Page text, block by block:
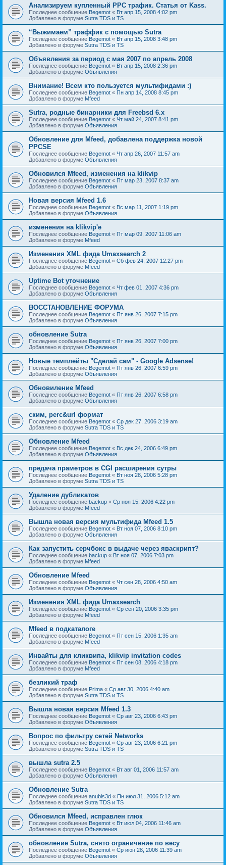
Анализируем купленный PPC трафик. Статья от Kass.
Последнее сообщение Begemot « Вт апр 15, 2008 4:02 pm
Добавлено в форуме Sutra TDS и TS
“Выжимаем” траффик с помощью Sutra
Последнее сообщение Begemot « Вт апр 15, 2008 3:48 pm
Добавлено в форуме Sutra TDS и TS
Объявления за период с мая 2007 по апрель 2008
Последнее сообщение Begemot « Вт апр 15, 2008 2:36 pm
Добавлено в форуме Объявления
Внимание! Всем кто пользуется мультифидами :)
Последнее сообщение Begemot « Пн апр 14, 2008 8:45 pm
Добавлено в форуме Mfeed
Sutra, родные бинарники для Freebsd 6.x
Последнее сообщение Begemot « Чт май 24, 2007 8:41 pm
Добавлено в форуме Объявления
Обновление для Mfeed, добавлена поддержка новой
PPCSE
Последнее сообщение Begemot « Чт апр 26, 2007 11:57 am
Добавлено в форуме Объявления
Обновился Mfeed, изменения на klikvip
Последнее сообщение Begemot « Пт мар 23, 2007 8:37 am
Добавлено в форуме Объявления
Новая версия Mfeed 1.6
Последнее сообщение Begemot « Вс мар 11, 2007 1:19 pm
Добавлено в форуме Объявления
изменения на klikvip'е
Последнее сообщение Begemot « Пт мар 09, 2007 11:06 am
Добавлено в форуме Mfeed
Изменения XML фида Umaxsearch 2
Последнее сообщение Begemot « Сб фев 24, 2007 12:27 pm
Добавлено в форуме Mfeed
Uptime Bot уточнение
Последнее сообщение Begemot « Чт фев 01, 2007 4:36 pm
Добавлено в форуме Объявления
ВОССТАНОВЛЕНИЕ ФОРУМА
Последнее сообщение Begemot « Пт янв 26, 2007 7:15 pm
Добавлено в форуме Объявления
обновление Sutra
Последнее сообщение Begemot « Пт янв 26, 2007 7:00 pm
Добавлено в форуме Объявления
Новые темплейты "Cделай сам" - Google Adsense!
Последнее сообщение Begemot « Пт янв 26, 2007 6:59 pm
Добавлено в форуме Объявления
Обновиление Mfeed
Последнее сообщение Begemot « Пт янв 26, 2007 6:58 pm
Добавлено в форуме Объявления
ским, perc&url формат
Последнее сообщение Begemot « Ср дек 27, 2006 3:19 am
Добавлено в форуме Sutra TDS и TS
Обновление Mfeed
Последнее сообщение Begemot « Вс дек 24, 2006 6:49 pm
Добавлено в форуме Объявления
предача праметров в CGI расширения сутры
Последнее сообщение Begemot « Вт ноя 28, 2006 5:28 pm
Добавлено в форуме Sutra TDS и TS
Удаление дубликатов
Последнее сообщение backup « Ср ноя 15, 2006 4:22 pm
Добавлено в форуме Mfeed
Вышла новая версия мультифида Mfeed 1.5
Последнее сообщение Begemot « Вт ноя 07, 2006 8:10 pm
Добавлено в форуме Объявления
Как запустить серчбокс в выдаче через яваскрипт?
Последнее сообщение backup « Вт ноя 07, 2006 7:03 pm
Добавлено в форуме Mfeed
Обновление Mfeed
Последнее сообщение Begemot « Чт сен 28, 2006 4:50 am
Добавлено в форуме Объявления
Изменения XML фида Umaxsearch
Последнее сообщение Begemot « Ср сен 20, 2006 3:35 pm
Добавлено в форуме Mfeed
Mfeed в подкаталоге
Последнее сообщение Begemot « Пт сен 15, 2006 1:35 am
Добавлено в форуме Mfeed
Инвайты для кликвипа, klikvip invitation codes
Последнее сообщение Begemot « Пт сен 08, 2006 4:18 pm
Добавлено в форуме Mfeed
безликий траф
Последнее сообщение Prima « Ср авг 30, 2006 4:40 am
Добавлено в форуме Sutra TDS и TS
Вышла новая версия Mfeed 1.3
Последнее сообщение Begemot « Ср авг 23, 2006 6:43 pm
Добавлено в форуме Объявления
Вопрос по фильтру сетей Networks
Последнее сообщение Begemot « Ср авг 23, 2006 6:21 pm
Добавлено в форуме Sutra TDS и TS
вышла sutra 2.5
Последнее сообщение Begemot « Вт авг 01, 2006 11:57 am
Добавлено в форуме Объявления
Обновление Sutra
Последнее сообщение anubis3d « Пн июл 31, 2006 5:12 am
Добавлено в форуме Sutra TDS и TS
Обновился Mfeed, исправлен глюк
Последнее сообщение Begemot « Вт июл 04, 2006 11:46 am
Добавлено в форуме Объявления
обновление Sutra, снято ограничение по весу
Последнее сообщение Begemot « Ср июн 28, 2006 11:39 am
Добавлено в форуме Объявления